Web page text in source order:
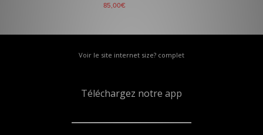
85,00€
Voir le site internet size? complet
Téléchargez notre app